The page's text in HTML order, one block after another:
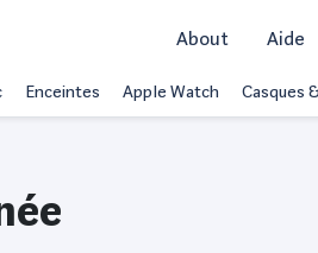
About Aide
Enceintes Apple Watch Casques